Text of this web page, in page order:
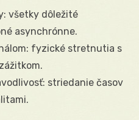
všetky dôležité
asynchrónne.
fyzické stretnutia s
striedanie časov